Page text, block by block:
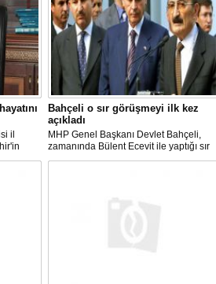
il
Bahçeli o sır görüşmeyi ilk kez
açıkladı
MHP Genel Başkanı Devlet Bahçeli,
zamanında Bülent Ecevit ile yaptığı sır
görüşmeyi ilk kez açıkladı.